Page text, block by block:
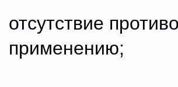
отсутствие
применению;